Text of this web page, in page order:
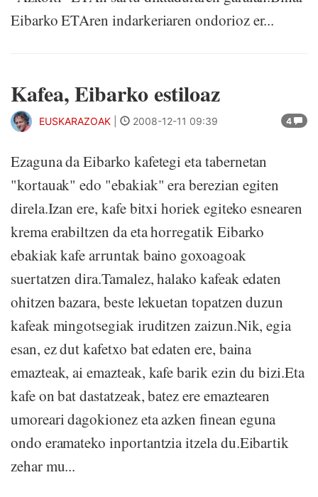
Eibarko ETAren indarkeriaren ondorioz er...
Kafea, Eibarko estiloaz
4
EUSKARAZOAK 2008-12-11 09:39
Ezaguna da Eibarko kafetegi eta tabernetan
"kortauak" edo "ebakiak" era berezian egiten
direla.Izan ere, kafe bitxi horiek egiteko esnearen
krema erabiltzen da eta horregatik Eibarko
ebakiak kafe arruntak baino goxoagoak
suertatzen dira.Tamalez, halako kafeak edaten
ohitzen bazara, beste lekuetan topatzen duzun
kafeak mingotsegiak iruditzen zaizun.Nik, egia
esan, ez dut kafetxo bat edaten ere, baina
emazteak, ai emazteak, kafe barik ezin du bizi.Eta
kafe on bat dastatzeak, batez ere emaztearen
umoreari dagokionez eta azken finean eguna
ondo eramateko inportantzia itzela du.Eibartik
zehar mu...